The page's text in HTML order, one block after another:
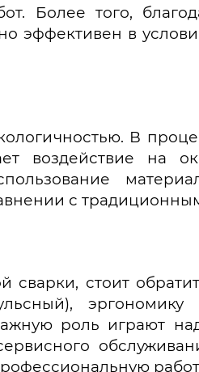
Более того,
эффективен в
В
воздействие на
с
сварки, стоит
эргономику
роль играют